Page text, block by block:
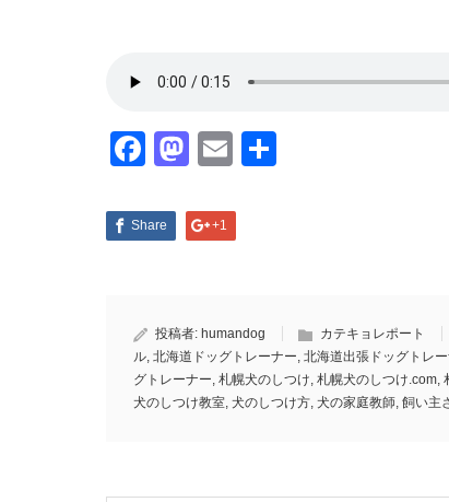
Facebook
Mastodon
Email
Share +1
投稿者: humandog カテキョレポート
ル, 北海道ドッグトレーナー, 北海道出張ドッグトレ
グトレーナー, 札幌犬のしつけ, 札幌犬のしつけ.com,
犬のしつけ教室, 犬のしつけ方, 犬の家庭教師, 飼い主